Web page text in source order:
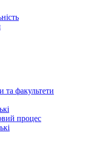
та факультети
процес